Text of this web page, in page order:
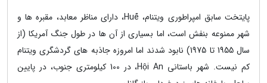
پایتخت سابق امپراطوری ویتنام، Huế، دارای مناظر معابد، مقبره ها و
شهر ممنوعه بنفش است، اما بسیاری از آن ها در طول جنگ آمریکا (از
سال 1955 تا 1975) نابود شدند اما امروزه جاذبه های گردشگری ویتنام
کم نیست. شهر باستانی Hội An، در 100 کیلومتری جنوب، در پایین